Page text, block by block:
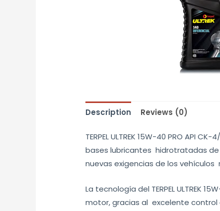
Description Reviews (0)
TERPEL ULTREK 15W-40 PRO
bases lubricantes hidrotratadas
nuevas exigencias de los
La tecnología del TERPEL ULTREK
motor, gracias al excelente control